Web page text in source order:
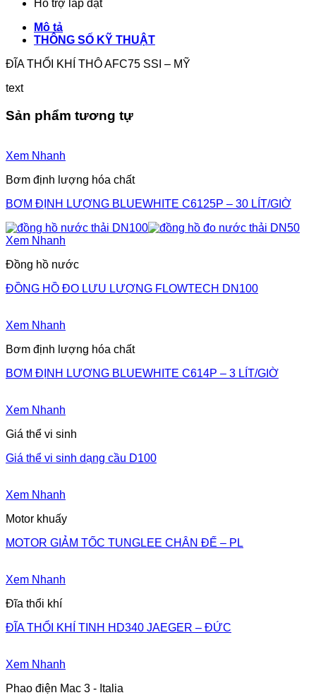
Hỗ trợ lắp đặt
Mô tả
THÔNG SỐ KỸ THUẬT
ĐĨA THỔI KHÍ THÔ AFC75 SSI – MỸ
text
Sản phẩm tương tự
Xem Nhanh
Bơm định lượng hóa chất
BƠM ĐỊNH LƯỢNG BLUEWHITE C6125P – 30 LÍT/GIỜ
Xem Nhanh
Đồng hồ nước
ĐỒNG HỒ ĐO LƯU LƯỢNG FLOWTECH DN100
Xem Nhanh
Bơm định lượng hóa chất
BƠM ĐỊNH LƯỢNG BLUEWHITE C614P – 3 LÍT/GIỜ
Xem Nhanh
Giá thể vi sinh
Giá thể vi sinh dạng cầu D100
Xem Nhanh
Motor khuấy
MOTOR GIẢM TỐC TUNGLEE CHÂN ĐẾ – PL
Xem Nhanh
Đĩa thổi khí
ĐĨA THỔI KHÍ TINH HD340 JAEGER – ĐỨC
Xem Nhanh
Phao điện Mac 3 - Italia